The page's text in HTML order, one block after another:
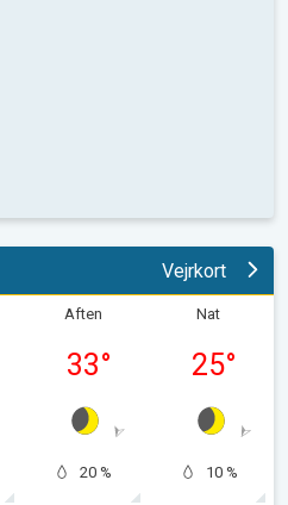
Vejrkort
Aften
33°
20 %
Nat
25°
10 %